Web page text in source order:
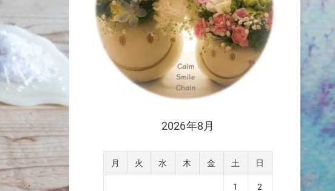
2026年8月
月 火 水 木 金 土 日
1 2